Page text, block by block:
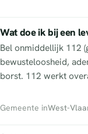
Wat doe ik bij een
Bel onmiddellijk 112
bewusteloosheid,
borst. 112 werkt
Gemeente inWest-